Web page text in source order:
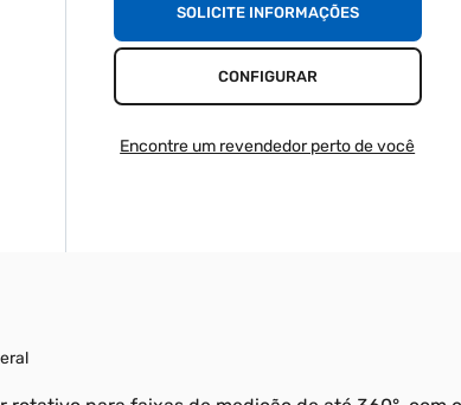
SOLICITE INFORMAÇÕES
CONFIGURAR
Encontre um revendedor perto de você